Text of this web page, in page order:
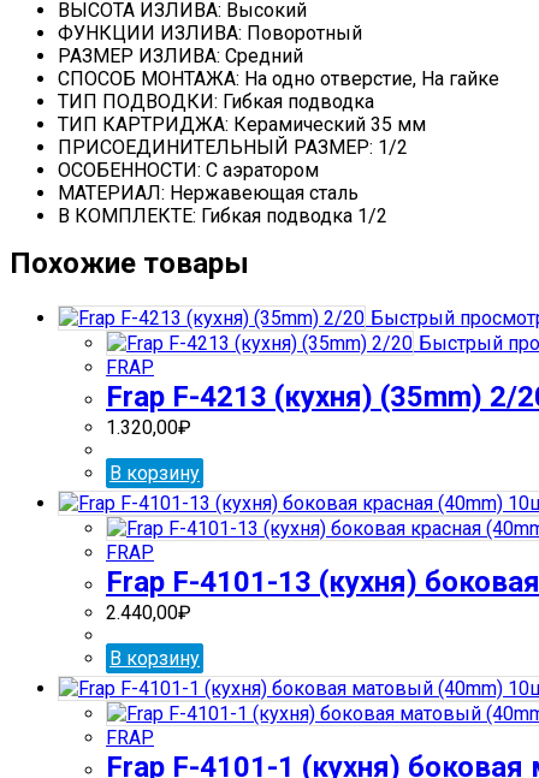
ВЫСОТА ИЗЛИВА: Высокий
ФУНКЦИИ ИЗЛИВА: Поворотный
РАЗМЕР ИЗЛИВА: Средний
СПОСОБ МОНТАЖА: На одно отверстие, На гайке
ТИП ПОДВОДКИ: Гибкая подводка
ТИП КАРТРИДЖА: Керамический 35 мм
ПРИСОЕДИНИТЕЛЬНЫЙ РАЗМЕР: 1/2
ОСОБЕННОСТИ: С аэратором
МАТЕРИАЛ: Нержавеющая сталь
В КОМПЛЕКТЕ: Гибкая подводка 1/2
Похожие товары
Быстрый
Быстрый
FRAP
Frap F-4213 (кухня) (35mm) 2/
1.320,00₽
В корзину
FRAP
Frap F-4101-13 (кухня)
2.440,00₽
В корзину
FRAP
Frap F-4101-1 (кухня)